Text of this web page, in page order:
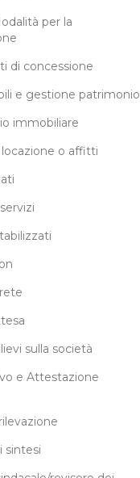
per la
di concessione
e gestione patrimonio
immobiliare
locazione o affitti
sulla società
e Attestazione
sintesi